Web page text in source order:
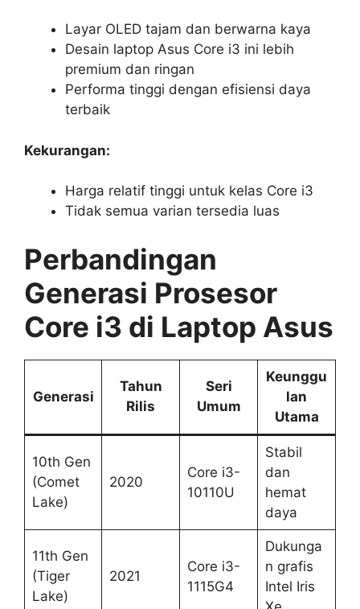
Layar OLED tajam dan berwarna kaya
Desain laptop Asus Core i3 ini lebih
premium dan ringan
Performa tinggi dengan efisiensi daya
terbaik
Kekurangan:
Harga relatif tinggi untuk kelas Core i3
Tidak semua varian tersedia luas
Perbandingan
Generasi Prosesor
Core i3 di Laptop Asus
Generasi
Tahun
Rilis
Seri
Umum
Keunggu
lan
Utama
10th Gen
(Comet
Lake)
2020
Core i3-
10110U
Stabil
dan
hemat
daya
11th Gen
(Tiger
Lake)
2021
Core i3-
1115G4
Dukunga
n grafis
Intel Iris